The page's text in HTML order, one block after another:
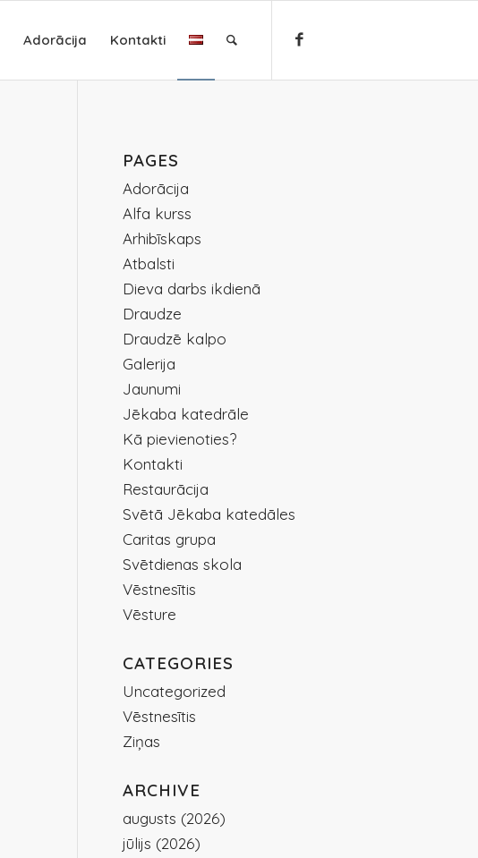
Adorācija Kontakti
PAGES
Adorācija
Alfa kurss
Arhibīskaps
Atbalsti
Dieva darbs ikdienā
Draudze
Draudzē kalpo
Galerija
Jaunumi
Jēkaba katedrāle
Kā pievienoties?
Kontakti
Restaurācija
Svētā Jēkaba katedāles
Caritas grupa
Svētdienas skola
Vēstnesītis
Vēsture
CATEGORIES
Uncategorized
Vēstnesītis
Ziņas
ARCHIVE
augusts (2026)
jūlijs (2026)